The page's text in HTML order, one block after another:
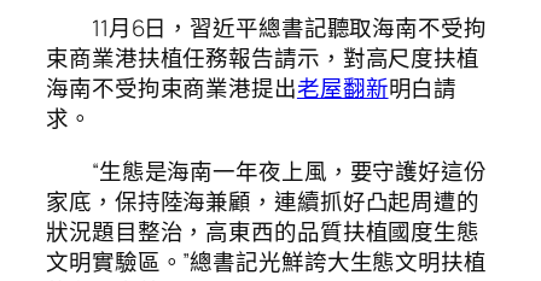
11月6日，習近平總書記聽取海南不受拘
束商業港扶植任務報告請示，對高尺度扶植
海南不受拘束商業港提出老屋翻新明白請
求。
“生態是海南一年夜上風，要守護好這份
家底，保持陸海兼顧，連續抓好凸起周遭的
狀況題目整治，高東西的品質扶植國度生態
文明實驗區。”總書記光鮮誇大生態文明扶植